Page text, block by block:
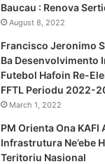
Baucau : Renova
August 8, 2022
Francisco Jeronimo
Ba Desenvolvimento
Futebol Hafoin Re-
FFTL Periodu 2022-
March 1, 2022
PM Orienta Ona KAFI
Infrastrutura Ne’ebe
Teritoriu Nasional